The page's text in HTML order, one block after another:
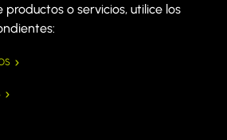
productos o servicios, utilice los